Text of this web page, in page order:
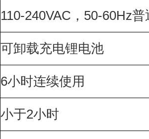
110-240VAC，50-60Hz
可卸载充电锂电池
6小时连续使用
小于2小时